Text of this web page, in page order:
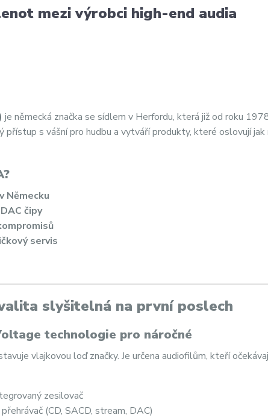
mezi výrobci high-end audia
je německá značka se sídlem v Herfordu, která již od roku
přístup s vášní pro hudbu a vytváří produkty, které oslovují
Německu
čipy
servis
slyšitelná na první poslech
technologie pro náročné
vlajkovou loď značky. Je určena audiofilům, kteří
zesilovač
(CD, SACD, stream, DAC)